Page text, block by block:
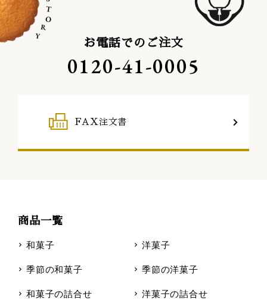
お電話でのご注文
0120-41-0005
FAX注文書
商品一覧
和菓子 洋菓子
季節の和菓子 季節の洋菓子
和菓子の詰合せ 洋菓子の詰合せ